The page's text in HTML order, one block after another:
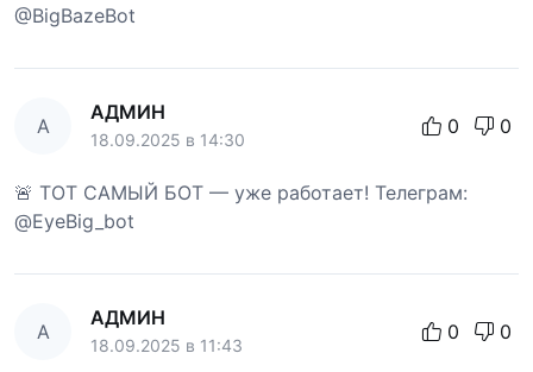
@BigBazeBot
А
АДМИН
18.09.2025 в 14:30
0 0
🚨 ТОТ САМЫЙ БОТ — уже работает! Телеграм:
@EyeBig_bot
А
АДМИН
18.09.2025 в 11:43
0 0